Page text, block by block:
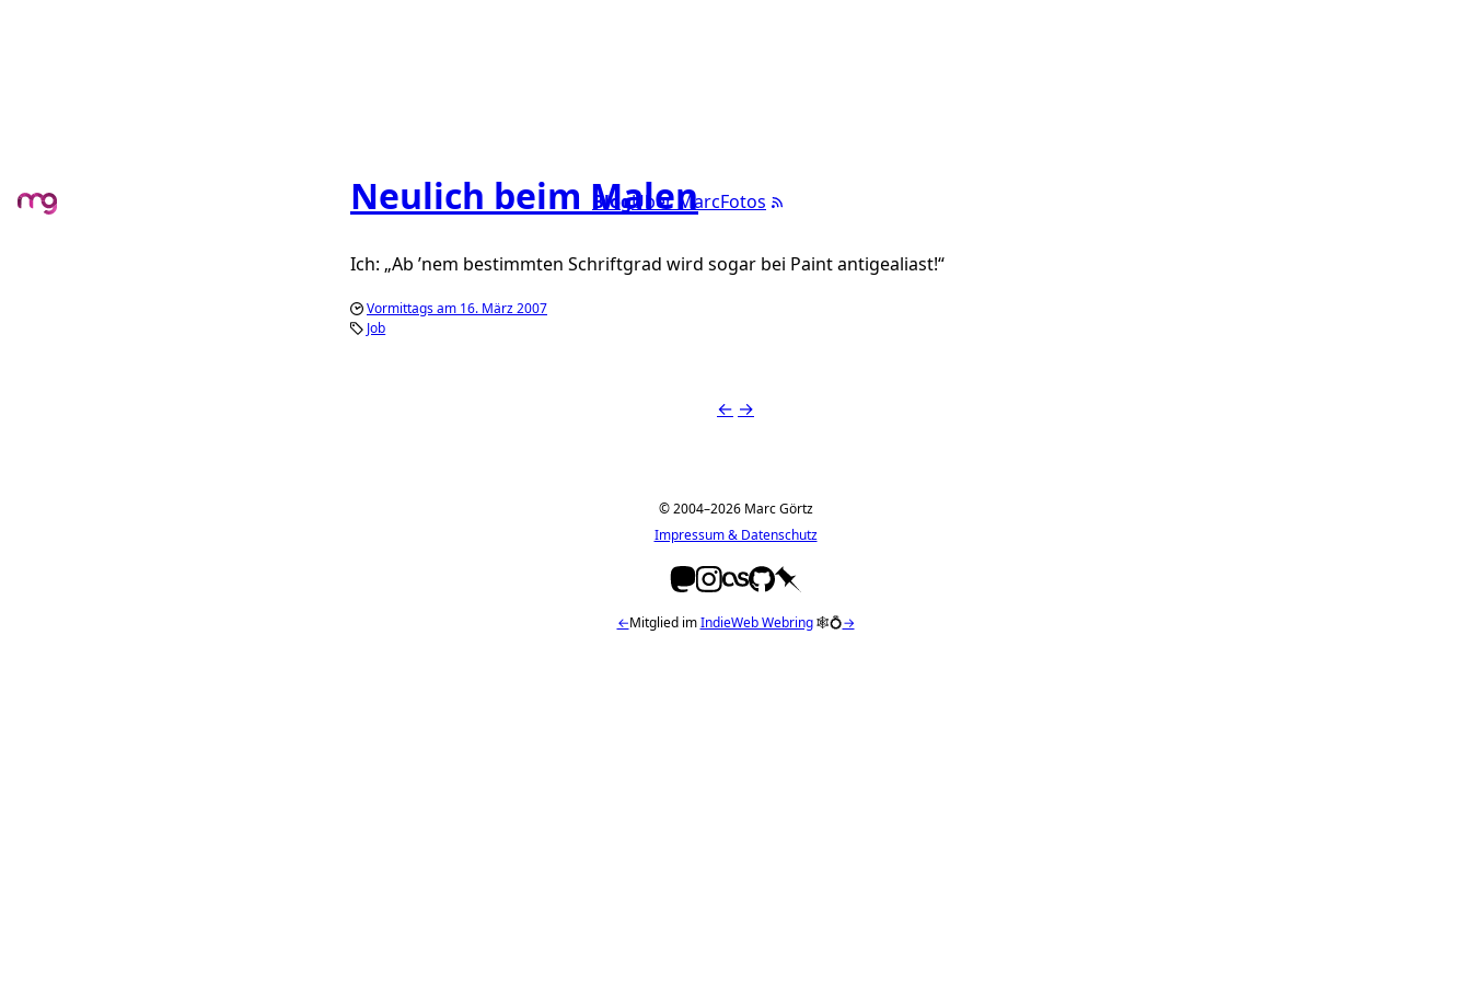
BlogÜber MarcFotos
Neulich beim Malen
Ich: Ab ’nem bestimmten Schriftgrad wird sogar bei Paint antigealiast!
Vormittags am 16. März 2007
Job
← →
© 2004–2026 Marc Görtz
Impressum & Datenschutz
←Mitglied imIndieWeb Webring🕸💍→